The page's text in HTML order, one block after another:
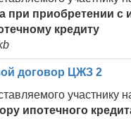
при приобретении с
кредиту
договор ЦЖЗ 2
участнику
ипотечного